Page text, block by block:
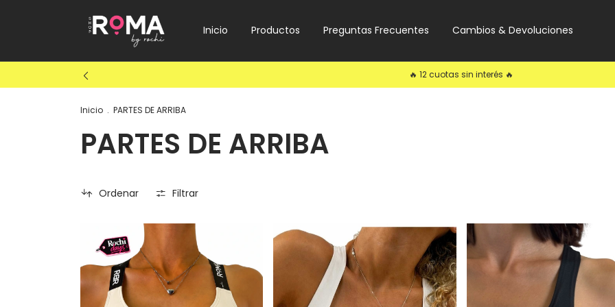
Inicio Productos Preguntas Frecuentes Cambios & Devoluciones
🔥 12 cuotas sin interés 🔥
Inicio . PARTES DE ARRIBA
PARTES DE ARRIBA
Ordenar Filtrar